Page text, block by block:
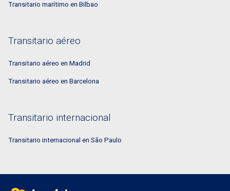
Transitario marítimo en Bilbao
Transitario aéreo
Transitario aéreo en Madrid
Transitario aéreo en Barcelona
Transitario internacional
Transitario internacional en São Paulo